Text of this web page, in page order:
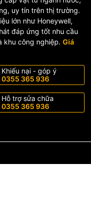
uy tín trên thị trường.
lớn như Honeywell,
đáp ứng tốt nhu cầu
khu công nghiệp. Giá
Khiếu nại - góp ý
0355 365 936
Hỗ trợ sửa chữa
0355 365 936